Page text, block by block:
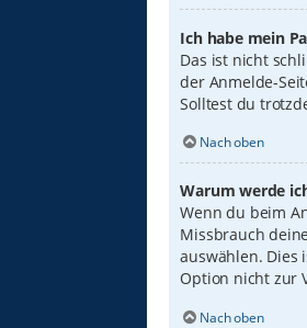
Ich habe mein
Das ist nicht
der Anmelde-
Solltest du
Nach oben
Warum werde
Wenn du beim
Missbrauch
auswählen. Dies
Option nicht zur
Nach oben